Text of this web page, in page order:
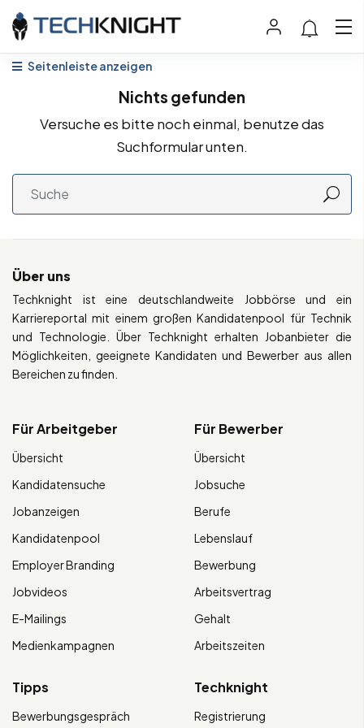
Seitenleiste anzeigen
Nichts gefunden
Versuche es bitte noch einmal, benutze das
Suchformular unten.
Über uns
Techknight ist eine deutschlandweite Jobbörse und ein
Karriereportal mit einem großen Kandidatenpool für Technik
und Technologie. Über Techknight erhalten Jobanbieter die
Möglichkeiten, geeignete Kandidaten und Bewerber aus allen
Bereichen zu finden.
Für Arbeitgeber
Übersicht
Kandidatensuche
Jobanzeigen
Kandidatenpool
Employer Branding
Jobvideos
E-Mailings
Medienkampagnen
Für Bewerber
Übersicht
Jobsuche
Berufe
Lebenslauf
Bewerbung
Arbeitsvertrag
Gehalt
Arbeitszeiten
Tipps
Bewerbungsgespräch
Techknight
Registrierung